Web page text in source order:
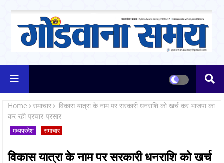
Home समाचार
विकास यात्रा के नाम पर सरकारी धनराशि को खर्च कर भाजपा का
कर रही प्रचार-प्रसार
मध्यप्रदेश समाचार
विकास यात्रा के नाम पर सरकारी धनराशि को खर्च